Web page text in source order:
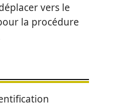
vers le
la procédure